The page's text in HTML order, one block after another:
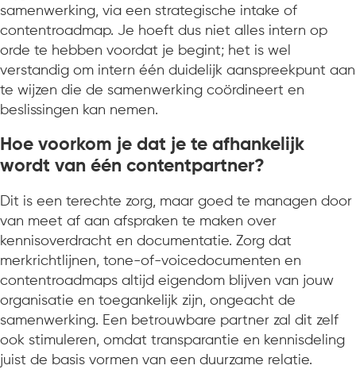
samenwerking, via een strategische intake of
contentroadmap. Je hoeft dus niet alles intern op
orde te hebben voordat je begint; het is wel
verstandig om intern één duidelijk aanspreekpunt aan
te wijzen die de samenwerking coördineert en
beslissingen kan nemen.
Hoe voorkom je dat je te afhankelijk
wordt van één contentpartner?
Dit is een terechte zorg, maar goed te managen door
van meet af aan afspraken te maken over
kennisoverdracht en documentatie. Zorg dat
merkrichtlijnen, tone-of-voicedocumenten en
contentroadmaps altijd eigendom blijven van jouw
organisatie en toegankelijk zijn, ongeacht de
samenwerking. Een betrouwbare partner zal dit zelf
ook stimuleren, omdat transparantie en kennisdeling
juist de basis vormen van een duurzame relatie.